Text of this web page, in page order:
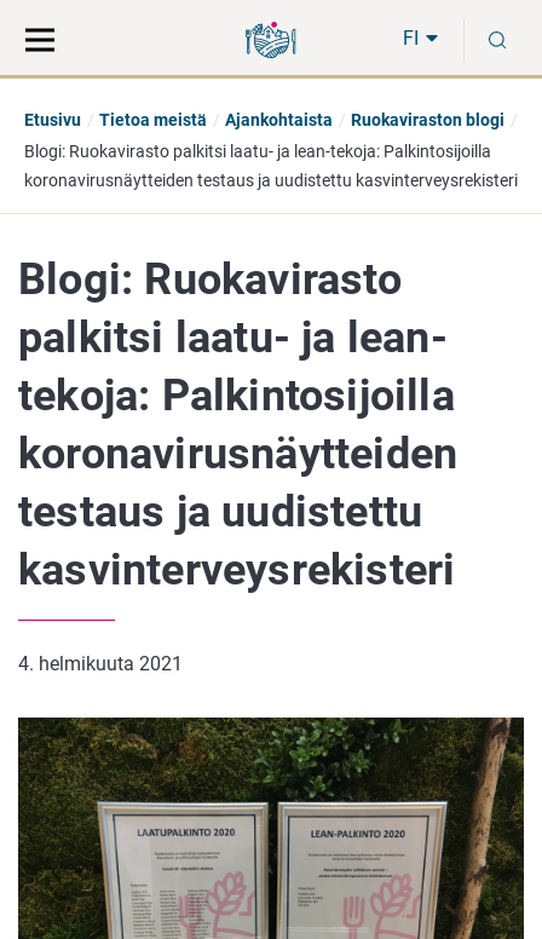
suoraan
sisältöön
koko
sivuston
FI
Etusivu Tietoa meistä Ajankohtaista
Ruokaviraston blogi
Blogi: Ruokavirasto palkitsi laatu- ja lean-tekoja: Palkintosijoilla
koronavirusnäytteiden testaus ja uudistettu kasvinterveysrekisteri
Blogi: Ruokavirasto
palkitsi laatu- ja lean-
tekoja: Palkintosijoilla
koronavirusnäytteiden
testaus ja uudistettu
kasvinterveysrekisteri
4. helmikuuta 2021